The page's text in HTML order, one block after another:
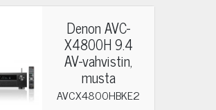
Denon AVC-
X4800H 9.4
AV-vahvistin,
musta
AVCX4800HBKE2